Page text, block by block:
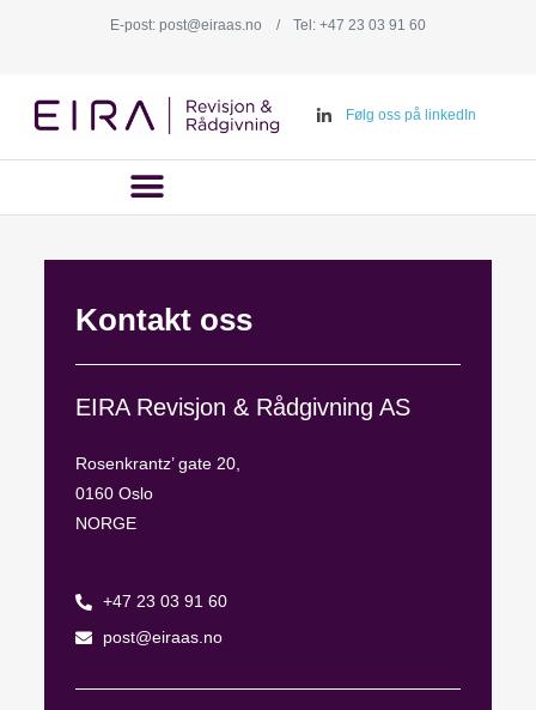
E-post: post@eiraas.no / Tel: +47 23 03 91 60
Følg oss på linkedIn
Kontakt oss
EIRA Revisjon & Rådgivning AS
Rosenkrantz’ gate 20,
0160 Oslo
NORGE
+47 23 03 91 60
post@eiraas.no